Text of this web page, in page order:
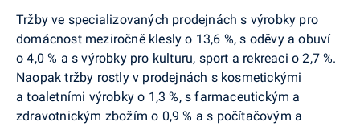
Tržby ve specializovaných prodejnách s výrobky pro
domácnost meziročně klesly o 13,6 %, s oděvy a obuví
o 4,0 % a s výrobky pro kulturu, sport a rekreaci o 2,7 %.
Naopak tržby rostly v prodejnách s kosmetickými
a toaletními výrobky o 1,3 %, s farmaceutickým a
zdravotnickým zbožím o 0,9 % a s počítačovým a